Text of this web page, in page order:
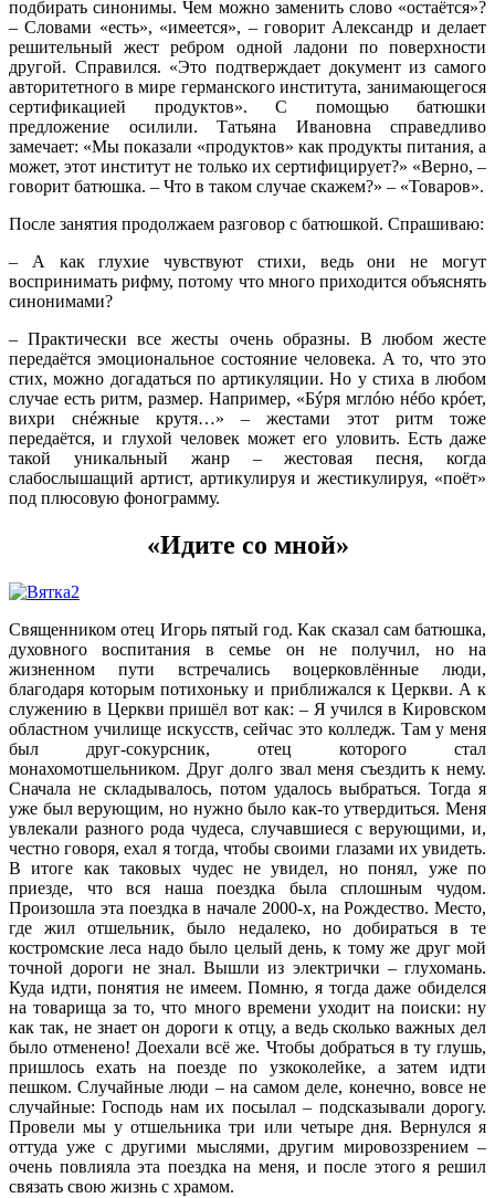
подбирать синонимы. Чем можно заменить слово «остаётся»?
– Словами «есть», «имеется», – говорит Александр и делает
решительный жест ребром одной ладони по поверхности
другой. Справился. «Это подтверждает документ из самого
авторитетного в мире германского института, занимающегося
сертификацией продуктов». С помощью батюшки
предложение осилили. Татьяна Ивановна справедливо
замечает: «Мы показали «продуктов» как продукты питания, а
может, этот институт не только их сертифицирует?» «Верно, –
говорит батюшка. – Что в таком случае скажем?» – «Товаров».
После занятия продолжаем разговор с батюшкой. Спрашиваю:
– А как глухие чувствуют стихи, ведь они не могут
воспринимать рифму, потому что много приходится объяснять
синонимами?
– Практически все жесты очень образны. В любом жесте
передаётся эмоциональное состояние человека. А то, что это
стих, можно догадаться по артикуляции. Но у стиха в любом
случае есть ритм, размер. Например, «Бýря мглóю нéбо крóет,
вихри снéжные крутя…» – жестами этот ритм тоже
передаётся, и глухой человек может его уловить. Есть даже
такой уникальный жанр – жестовая песня, когда
слабослышащий артист, артикулируя и жестикулируя, «поёт»
под плюсовую фонограмму.
«Идите со мной»
Священником отец Игорь пятый год. Как сказал сам батюшка,
духовного воспитания в семье он не получил, но на
жизненном пути встречались воцерковлённые люди,
благодаря которым потихоньку и приближался к Церкви. А к
служению в Церкви пришёл вот как: – Я учился в Кировском
областном училище искусств, сейчас это колледж. Там у меня
был друг-сокурсник, отец которого стал
монахомотшельником. Друг долго звал меня съездить к нему.
Сначала не складывалось, потом удалось выбраться. Тогда я
уже был верующим, но нужно было как-то утвердиться. Меня
увлекали разного рода чудеса, случавшиеся с верующими, и,
честно говоря, ехал я тогда, чтобы своими глазами их увидеть.
В итоге как таковых чудес не увидел, но понял, уже по
приезде, что вся наша поездка была сплошным чудом.
Произошла эта поездка в начале 2000-х, на Рождество. Место,
где жил отшельник, было недалеко, но добираться в те
костромские леса надо было целый день, к тому же друг мой
точной дороги не знал. Вышли из электрички – глухомань.
Куда идти, понятия не имеем. Помню, я тогда даже обиделся
на товарища за то, что много времени уходит на поиски: ну
как так, не знает он дороги к отцу, а ведь сколько важных дел
было отменено! Доехали всё же. Чтобы добраться в ту глушь,
пришлось ехать на поезде по узкоколейке, а затем идти
пешком. Случайные люди – на самом деле, конечно, вовсе не
случайные: Господь нам их посылал – подсказывали дорогу.
Провели мы у отшельника три или четыре дня. Вернулся я
оттуда уже с другими мыслями, другим мировоззрением –
очень повлияла эта поездка на меня, и после этого я решил
связать свою жизнь с храмом.